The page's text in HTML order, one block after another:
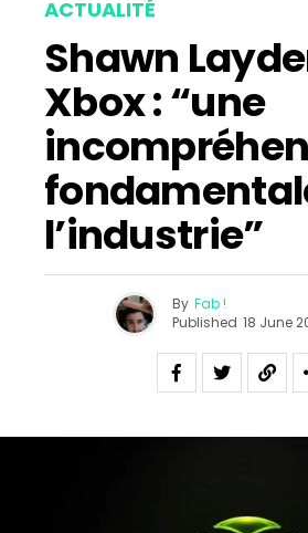
ACTUALITÉ
Shawn
Xbox : “une
l’industrie”
By Fab !
Published 18 June